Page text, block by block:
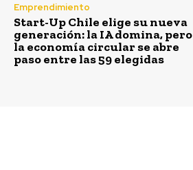
Emprendimiento
Start-Up Chile elige su nueva
generación: la IA domina, pero
la economía circular se abre
paso entre las 59 elegidas